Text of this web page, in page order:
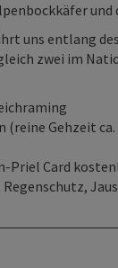
und
uns entlang
zwei im
(reine Gehzeit
Priel Card